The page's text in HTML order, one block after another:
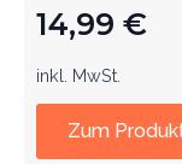
14,99 €
inkl. MwSt.
Zum